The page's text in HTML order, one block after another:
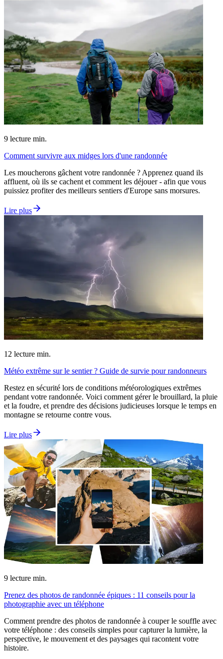
9 lecture min.
Comment survivre aux midges lors d'une randonnée
Les moucherons gâchent votre randonnée ? Apprenez quand ils
affluent, où ils se cachent et comment les déjouer - afin que vous
puissiez profiter des meilleurs sentiers d'Europe sans morsures.
Lire plus
12 lecture min.
Météo extrême sur le sentier ? Guide de survie pour randonneurs
Restez en sécurité lors de conditions météorologiques extrêmes
pendant votre randonnée. Voici comment gérer le brouillard, la pluie
et la foudre, et prendre des décisions judicieuses lorsque le temps en
montagne se retourne contre vous.
Lire plus
9 lecture min.
Prenez des photos de randonnée épiques : 11 conseils pour la
photographie avec un téléphone
Comment prendre des photos de randonnée à couper le souffle avec
votre téléphone : des conseils simples pour capturer la lumière, la
perspective, le mouvement et des paysages qui racontent votre
histoire.